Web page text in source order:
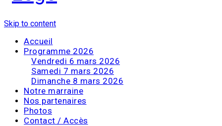
Skip to content
Accueil
Programme 2026
Vendredi 6 mars 2026
Samedi 7 mars 2026
Dimanche 8 mars 2026
Notre marraine
Nos partenaires
Photos
Contact / Accès